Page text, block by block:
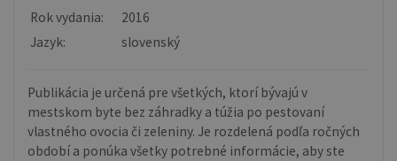
Rok vydania:
2016
Jazyk:
slovenský
Publikácia je určená pre všetkých, ktorí bývajú v
mestskom byte bez záhradky a túžia po pestovaní
vlastného ovocia či zeleniny. Je rozdelená podľa ročných
období a ponúka všetky potrebné informácie, aby ste